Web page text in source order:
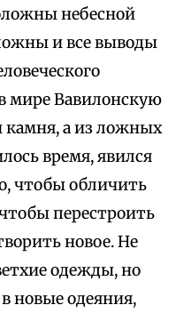
небесной
и все выводы
мире Вавилонскую
а из ложных
время, явился
чтобы обличить
перестроить
новое. Не
одежды, но
новые одеяния,